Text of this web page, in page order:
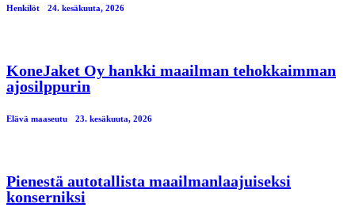
Henkilöt 24. kesäkuuta, 2026
KoneJaket Oy hankki maailman tehokkaimman
ajosilppurin
Elävä maaseutu 23. kesäkuuta, 2026
Pienestä autotallista maailmanlaajuiseksi
konserniksi